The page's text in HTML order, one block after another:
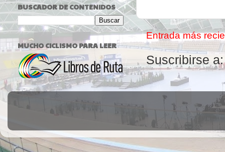
Entrada más
Suscribirse
BUSCADOR DE CONTENIDOS
MUCHO CICLISMO PARA LEER